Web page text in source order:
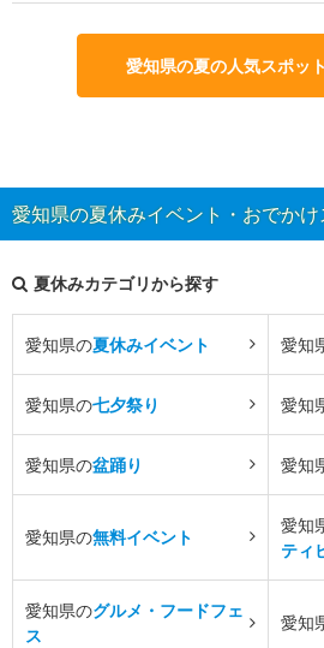
愛知県の夏の人気スポッ
愛知県の夏休みイベント・おでか
夏休みカテゴリから探す
愛知県の夏休みイベント 愛知
愛知県の七夕祭り 愛知
愛知県の盆踊り 愛知
愛知県の無料イベント
愛知
ティ
愛知県のグルメ・フードフェ
ス
愛知